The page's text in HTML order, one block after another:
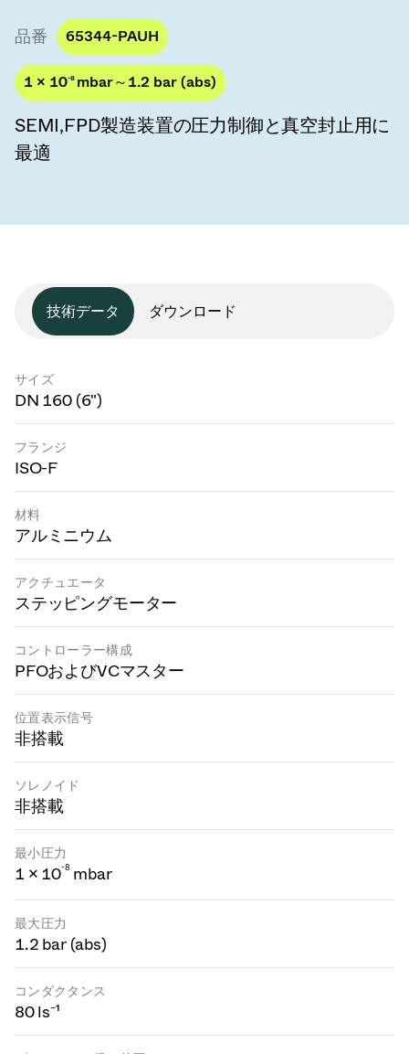
ITER真空バルブカタログ
真空バルブ技術
品番 65344-PAUH
1 × 10-8 mbar～1.2 bar (abs)
SEMI,FPD製造装置の圧力制御と真空封止用に
最適
技術データ ダウンロード
サイズ
DN 160 (6")
フランジ
ISO-F
材料
アルミニウム
アクチュエータ
ステッピングモーター
コントローラー構成
PFOおよびVCマスター
位置表示信号
非搭載
ソレノイド
非搭載
最小圧力
1 × 10-8 mbar
最大圧力
1.2 bar (abs)
コンダクタンス
80 ls⁻¹